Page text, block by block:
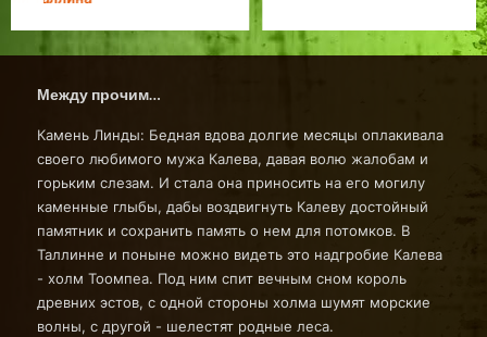
Между прочим…
Камень Линды: Бедная вдова долгие месяцы оплакивала
своего любимого мужа Калева, давая волю жалобам и
горьким слезам. И стала она приносить на его могилу
каменные глыбы, дабы воздвигнуть Калеву достойный
памятник и сохранить память о нем для потомков. В
Таллинне и поныне можно видеть это надгробие Калева
- холм Тоомпеа. Под ним спит вечным сном король
древних эстов, с одной стороны холма шумят морские
волны, с другой - шелестят родные леса.